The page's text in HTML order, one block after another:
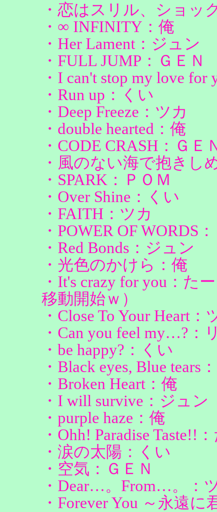
・恋はスリル、ショッ
・∞ INFINITY：俺
・Her Lament：ジュン
・FULL JUMP：ＧＥＮ
・I can't stop my love
・Run up：くい
・Deep Freeze：ツカ
・double hearted：俺
・CODE CRASH：ＧＥ
・風のない海で抱きし
・SPARK：ＰＯＭ
・Over Shine：くい
・FAITH：ツカ
・POWER OF WORDS
・Red Bonds：ジュン
・光色のかけら：俺
・It's crazy for you：
移動開始ｗ）
・Close To Your Heart：
・Can you feel my…?：
・be happy?：くい
・Black eyes, Blue tears
・Broken Heart：俺
・I will survive：ジュン
・purple haze：俺
・Ohh! Paradise Taste!!
・涙の太陽：くい
・空気：ＧＥＮ
・Dear…。From…。：
・Forever You ～永遠